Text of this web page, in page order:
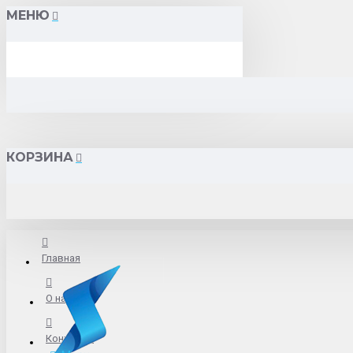
МЕНЮ
КОРЗИНА
Главная
О нас
Контакты